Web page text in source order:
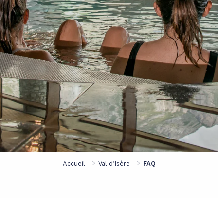
Accueil Val d’Isère FAQ